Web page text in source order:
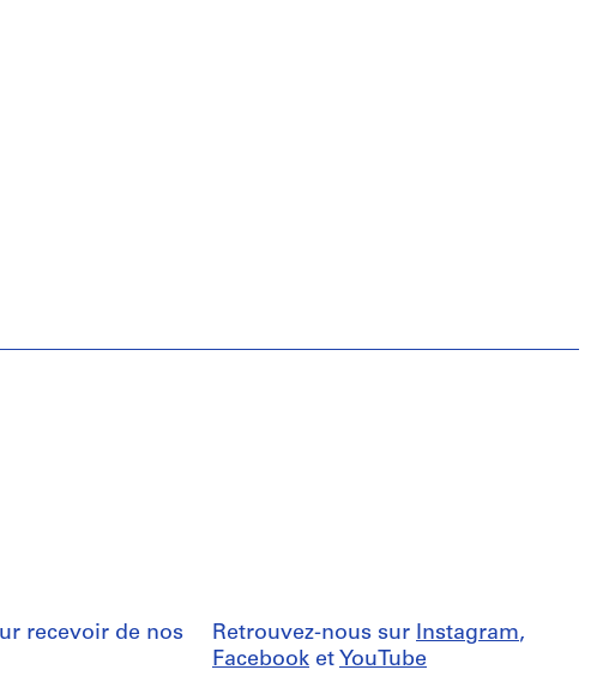
recevoir de nos
Retrouvez-nous sur Instagram,
Facebook et YouTube